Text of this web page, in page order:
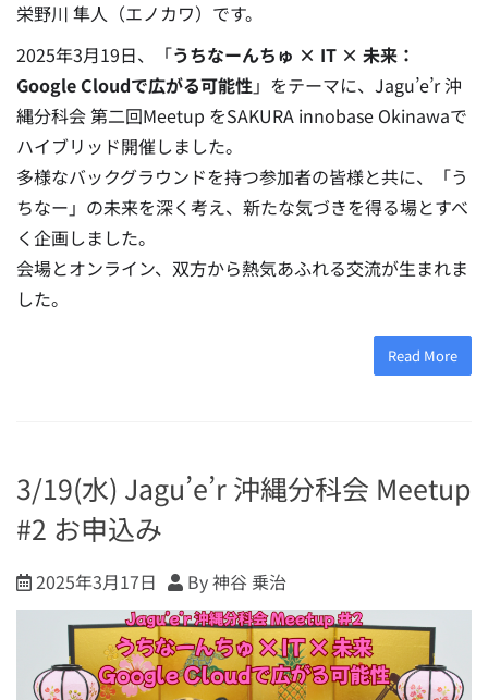
栄野川 隼人（エノカワ）です。
2025年3月19日、「うちなーんちゅ × IT × 未来：
Google Cloudで広がる可能性」をテーマに、Jagu’e’r 沖
縄分科会 第二回Meetup をSAKURA innobase Okinawaで
ハイブリッド開催しました。
多様なバックグラウンドを持つ参加者の皆様と共に、「う
ちなー」の未来を深く考え、新たな気づきを得る場とすべ
く企画しました。
会場とオンライン、双方から熱気あふれる交流が生まれま
した。
Read More
3/19(水) Jagu’e’r 沖縄分科会 Meetup
#2 お申込み
2025年3月17日 By 神谷 乗治